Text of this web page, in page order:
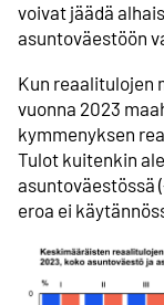
voivat jäädä
asuntoväestöön
Kun reaalitulojen
vuonna 2023
kymmenyksen
Tulot kuitenkin
asuntoväestössä
eroa ei